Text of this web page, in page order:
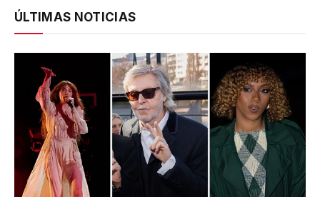
ÚLTIMAS NOTICIAS